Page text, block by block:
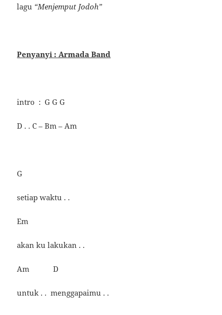
lagu “Menjemput Jodoh”
Penyanyi : Armada Band
intro : G G G
D . . C – Bm – Am
G
setiap waktu . .
Em
akan ku lakukan . .
Am D
untuk . . menggapaimu . .